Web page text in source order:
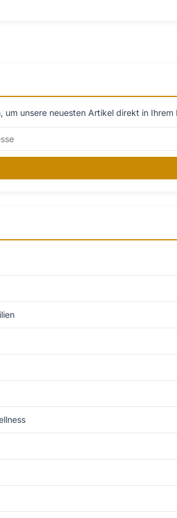
um unsere neuesten Artikel direkt in